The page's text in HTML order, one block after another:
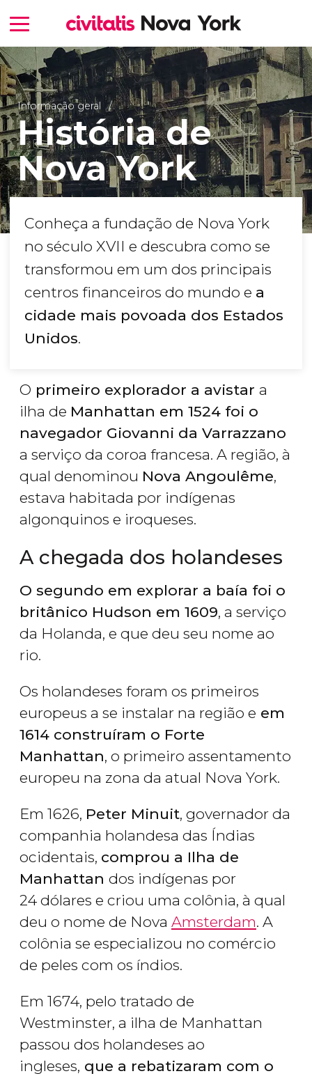
Informação geral
História de
Nova York
Conheça a fundação de Nova York
no século XVII e descubra como se
transformou em um dos principais
centros financeiros do mundo e a
cidade mais povoada dos Estados
Unidos.
O primeiro explorador a avistar a
ilha de Manhattan em 1524 foi o
navegador Giovanni da Varrazzano
a serviço da coroa francesa. A região, à
qual denominou Nova Angoulême,
estava habitada por indígenas
algonquinos e iroqueses.
A chegada dos holandeses
O segundo em explorar a baía foi o
britânico Hudson em 1609, a serviço
da Holanda, e que deu seu nome ao
rio.
Os holandeses foram os primeiros
europeus a se instalar na região e em
1614 construíram o Forte
Manhattan, o primeiro assentamento
europeu na zona da atual Nova York.
Em 1626, Peter Minuit, governador da
companhia holandesa das Índias
ocidentais, comprou a Ilha de
Manhattan dos indígenas por
24 dólares e criou uma colônia, à qual
deu o nome de Nova Amsterdam. A
colônia se especializou no comércio
de peles com os índios.
Em 1674, pelo tratado de
Westminster, a ilha de Manhattan
passou dos holandeses ao
ingleses, que a rebatizaram com o